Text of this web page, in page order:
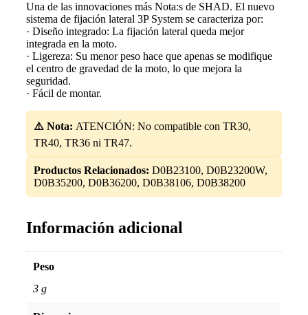
Una de las innovaciones más Nota:s de SHAD. El nuevo
sistema de fijación lateral 3P System se caracteriza por:
· Diseño integrado: La fijación lateral queda mejor
integrada en la moto.
· Ligereza: Su menor peso hace que apenas se modifique
el centro de gravedad de la moto, lo que mejora la
seguridad.
· Fácil de montar.
⚠️ Nota: ATENCIÓN: No compatible con TR30,
TR40, TR36 ni TR47.
Productos Relacionados: D0B23100, D0B23200W,
D0B35200, D0B36200, D0B38106, D0B38200
Información adicional
Peso
3 g